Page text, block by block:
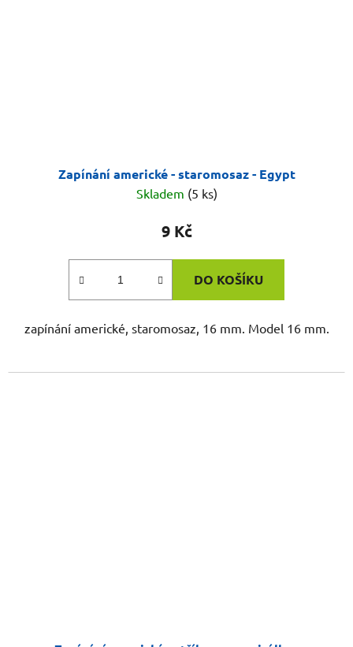
Zapínání americké - staromosaz - Egypt
Skladem (5 ks)
9 Kč
DO KOŠÍKU
zapínání americké, staromosaz, 16 mm. Model 16 mm.